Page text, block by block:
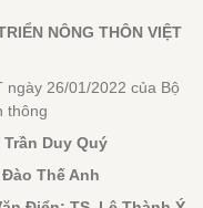
NÔNG THÔN VIỆT
ngày 26/01/2022 của Bộ
thông
Trần Duy Quý
Đào Thế Anh